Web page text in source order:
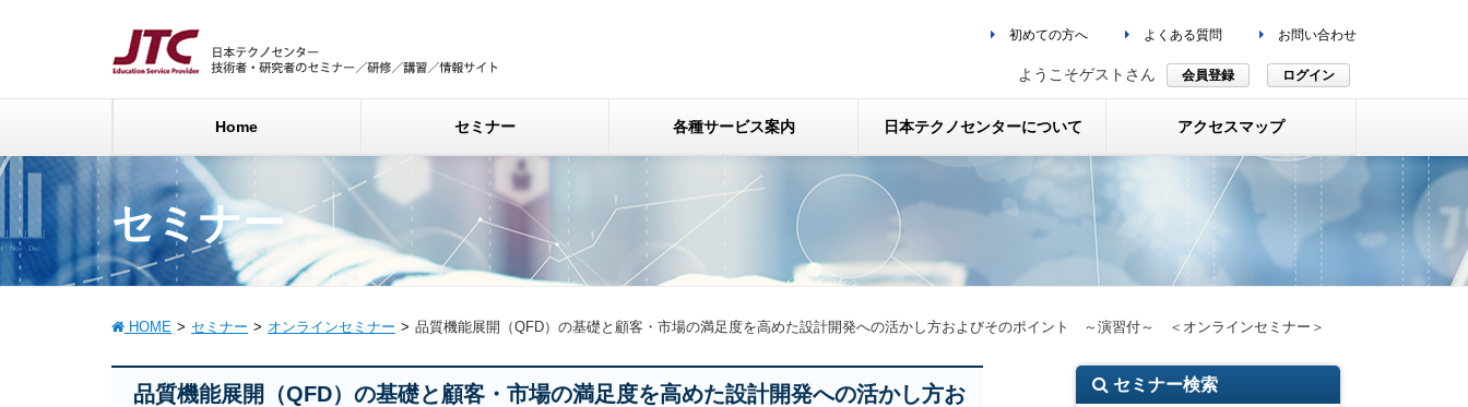
初めての方へ よくある質問 お問い合わせ
ようこそゲストさん 会員登録 ログイン
Home セミナー 各種サービス案内 日本テクノセンターについて アクセスマップ
セミナー
HOME セミナー オンラインセミナー 品質機能展開（QFD）の基礎と顧客・市場の満足度を高めた設計開発への活かし方およびそのポイント ～演習付～ ＜オンラインセミナー＞
品質機能展開（QFD）の基礎と顧客・市場の満足度を高めた設計開発への活かし方お
セミナー検索